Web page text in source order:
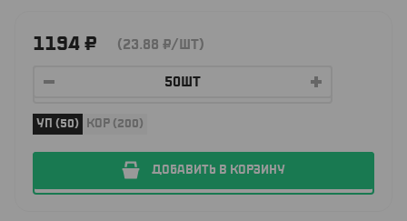
1194 ₽ (23.88 ₽/ШТ)
УП (50) КОР (200)
ДОБАВИТЬ В КОРЗИНУ